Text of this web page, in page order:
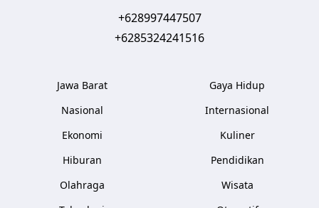
+628997447507
+6285324241516
Jawa Barat
Nasional
Ekonomi
Hiburan
Olahraga
Gaya Hidup
Internasional
Kuliner
Pendidikan
Wisata